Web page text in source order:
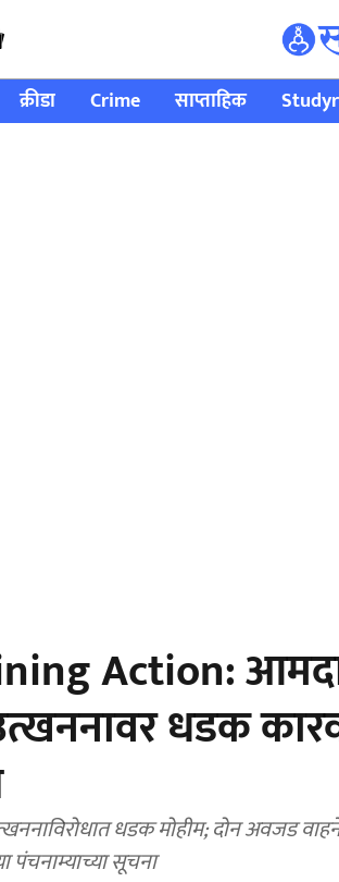
क्रीडा Crime साप्ताहिक
Action:
धडक
धडक मोहीम; दोन अवजड
पंचनाम्याच्या सूचना